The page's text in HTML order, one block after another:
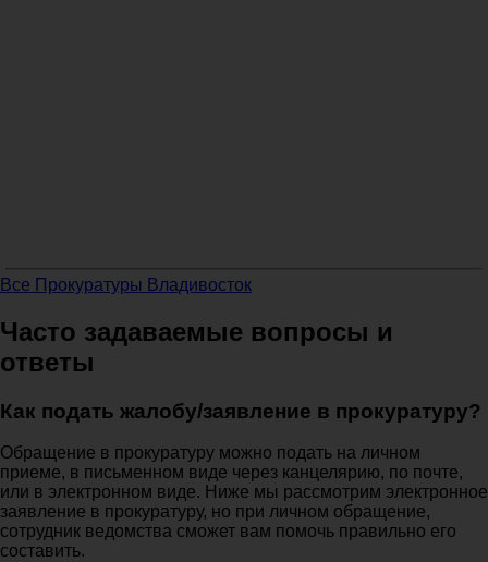
Все Прокуратуры Владивосток
Часто задаваемые вопросы и
ответы
Как подать жалобу/заявление в прокуратуру?
Обращение в прокуратуру можно подать на личном
приеме, в письменном виде через канцелярию, по почте,
или в электронном виде. Ниже мы рассмотрим электронное
заявление в прокуратуру, но при личном обращение,
сотрудник ведомства сможет вам помочь правильно его
составить.